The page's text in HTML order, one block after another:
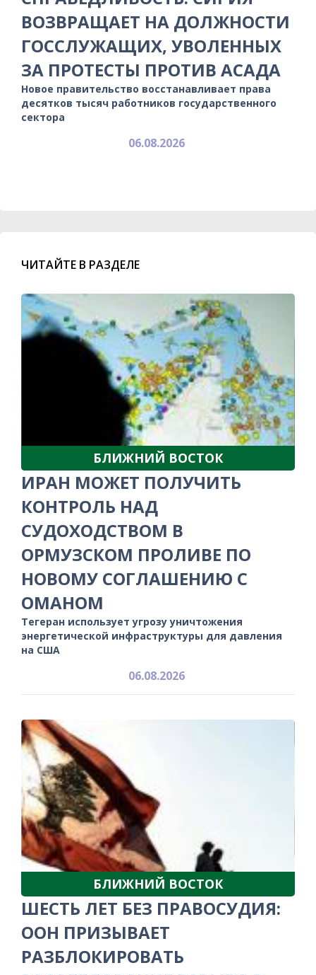
ВОЗВРАЩАЕТ НА ДОЛЖНОСТИ
ГОССЛУЖАЩИХ, УВОЛЕННЫХ
ЗА ПРОТЕСТЫ ПРОТИВ АСАДА
Новое правительство восстанавливает права
десятков тысяч работников государственного
сектора
06.08.2026
ЧИТАЙТЕ В РАЗДЕЛЕ
БЛИЖНИЙ ВОСТОК
ИРАН МОЖЕТ ПОЛУЧИТЬ
КОНТРОЛЬ НАД
СУДОХОДСТВОМ В
ОРМУЗСКОМ ПРОЛИВЕ ПО
НОВОМУ СОГЛАШЕНИЮ С
ОМАНОМ
Тегеран использует угрозу уничтожения
энергетической инфраструктуры для давления
на США
06.08.2026
БЛИЖНИЙ ВОСТОК
ШЕСТЬ ЛЕТ БЕЗ ПРАВОСУДИЯ:
ООН ПРИЗЫВАЕТ
РАЗБЛОКИРОВАТЬ